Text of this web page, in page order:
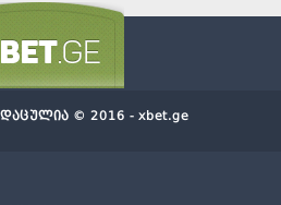
© 2016 - xbet.ge